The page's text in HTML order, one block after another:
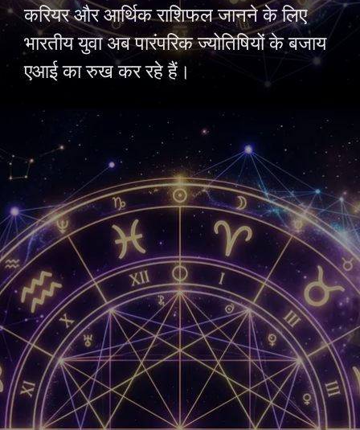
करियर और आर्थिक राशिफल जानने के लिए
भारतीय युवा अब पारंपरिक ज्योतिषियों के बजाय
एआई का रुख कर रहे हैं।